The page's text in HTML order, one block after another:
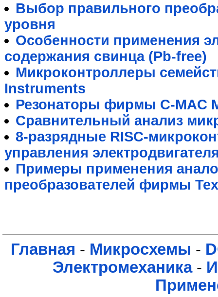
Выбор правильного
уровня
Особенности применения
содержания свинца (Pb-free)
Микроконтроллеры
Instruments
Резонаторы фирмы C-MAC
Сравнительный анализ
8-разрядные RISC-
управления
Примеры применения
преобразователей фирмы
Главная - Микросхемы -
Электромеханика-